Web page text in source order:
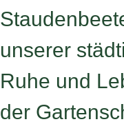
unserer
Ruhe und
der